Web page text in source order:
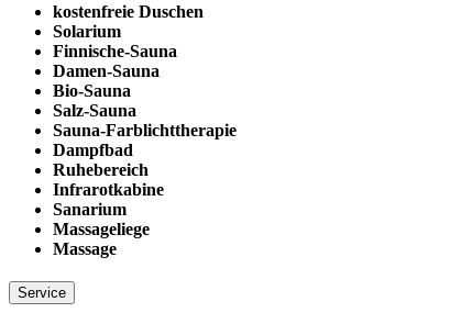
kostenfreie Duschen
Solarium
Finnische-Sauna
Damen-Sauna
Bio-Sauna
Salz-Sauna
Sauna-Farblichttherapie
Dampfbad
Ruhebereich
Infrarotkabine
Sanarium
Massageliege
Massage
Service